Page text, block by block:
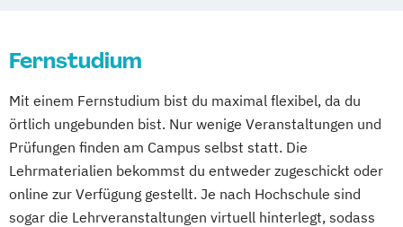
Fernstudium
Mit einem Fernstudium bist du maximal flexibel, da du
örtlich ungebunden bist. Nur wenige Veranstaltungen und
Prüfungen finden am Campus selbst statt. Die
Lehrmaterialien bekommst du entweder zugeschickt oder
online zur Verfügung gestellt. Je nach Hochschule sind
sogar die Lehrveranstaltungen virtuell hinterlegt, sodass